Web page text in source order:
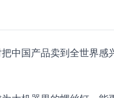
中国产品卖到全世界感